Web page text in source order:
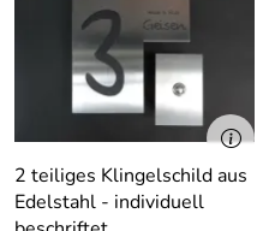
2 teiliges Klingelschild aus
Edelstahl - individuell